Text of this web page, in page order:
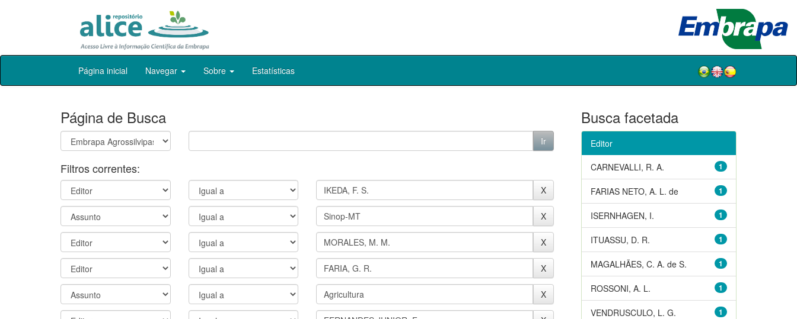
Skip
Página inicial Navegar Sobre Estatísticas
Página de Busca
Filtros correntes:
Busca facetada
Editor
1
CARNEVALLI, R. A.
1
FARIAS NETO, A. L. de
1
ISERNHAGEN, I.
1
ITUASSU, D. R.
1
MAGALHÃES, C. A. de S.
1
ROSSONI, A. L.
1
VENDRUSCULO, L. G.